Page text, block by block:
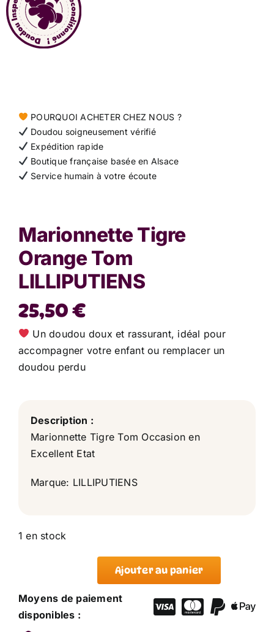
Contact
POURQUOI ACHETER CHEZ NOUS ?
Doudou soigneusement vérifié
Expédition rapide
Boutique française basée en Alsace
Service humain à votre écoute
Marionnette Tigre
Orange Tom
LILLIPUTIENS
25,50€
Un doudou doux et rassurant, idéal pour
accompagner votre enfant ou remplacer un
doudou perdu
Description :
Marionnette Tigre Tom Occasion en
Excellent Etat
Marque: LILLIPUTIENS
1 en stock
de
Marionnette
Ajouter au panier
Moyens de paiement
disponibles :